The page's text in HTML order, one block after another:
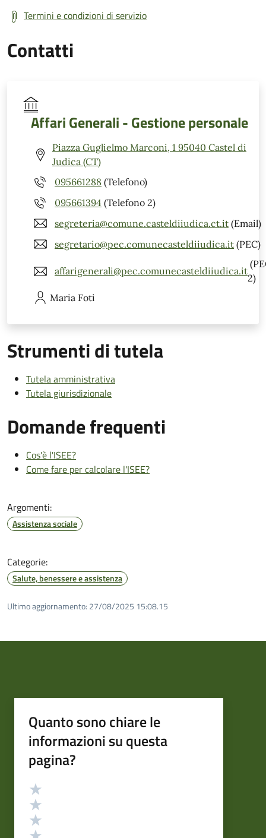
Termini e condizioni di servizio
Contatti
Affari Generali - Gestione personale
Piazza Guglielmo Marconi, 1 95040 Castel di
Judica (CT)
095661288 (Telefono)
095661394 (Telefono 2)
segreteria@comune.casteldiiudica.ct.it (Email)
segretario@pec.comunecasteldiiudica.it (PEC)
affarigenerali@pec.comunecasteldiiudica.it
2)
Maria Foti
Strumenti di tutela
Tutela amministrativa
Tutela giurisdizionale
Domande frequenti
Cos'è l'ISEE?
Come fare per calcolare l'ISEE?
Argomenti:
Assistenza sociale
Categorie:
Salute, benessere e assistenza
Ultimo aggiornamento: 27/08/2025 15:08.15
Quanto sono chiare le
informazioni su questa
pagina?
Valutazione